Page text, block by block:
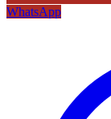
WhatsApp